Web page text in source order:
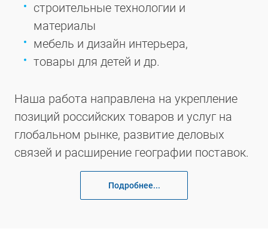
строительные технологии и
материалы
мебель и дизайн интерьера,
товары для детей и др.
Наша работа направлена на укрепление
позиций российских товаров и услуг на
глобальном рынке, развитие деловых
связей и расширение географии поставок.
Подробнее...